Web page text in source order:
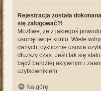
Rejestracja została
się zalogować?!
Możliwe, że z jakiegoś
usunął twoje konto. Wiele
danych, cyklicznie usuwa
dłuższy czas. Jeśli tak się
bądź bardziej aktywnym i
użytkownikiem.
Na górę